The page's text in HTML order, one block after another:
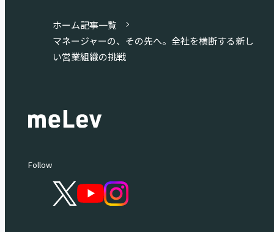
ホーム記事一覧
マネージャーの、その先へ。全社を横断する新し
い営業組織の挑戦
Follow